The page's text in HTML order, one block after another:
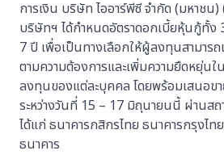
การเงิน บริษัท ไออาร์พีซี จำกัด (มหาชน)
บริษัทฯ ได้กำหนดอัตราดอกเบี้ยหุ้นกู้ทั้ง
7 ปี เพื่อเป็นทางเลือกให้ผู้ลงทุนสามาร
ตามความต้องการและเพิ่มความยืดหยุ่นใ
ลงทุนของแต่ละบุคคล โดยพร้อมเสนอข
ระหว่างวันที่ 15 – 17 มิถุนายนนี้ ผ่านส
ได้แก่ ธนาคารกสิกรไทย ธนาคารกรุงไ
ธนาคาร